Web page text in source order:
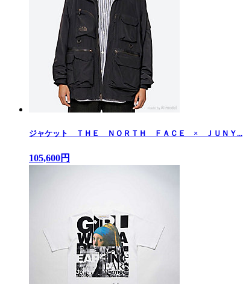
ジャケット ＴＨＥ ＮＯＲＴＨ ＦＡＣＥ × ＪＵＮＹ...
105,600円